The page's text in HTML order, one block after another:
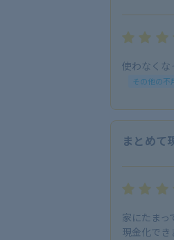
使わなくな
その他の不
まとめて
家にたま
現金化でき